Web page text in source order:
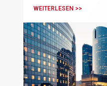
Rechte. Sie ist
einzureichen, das
das sich die Angaben
WEITERLESEN >>